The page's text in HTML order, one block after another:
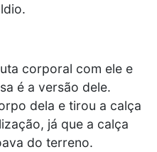
corporal com ele e
é a versão dele.
dela e tirou a calça
já que a calça
do terreno.